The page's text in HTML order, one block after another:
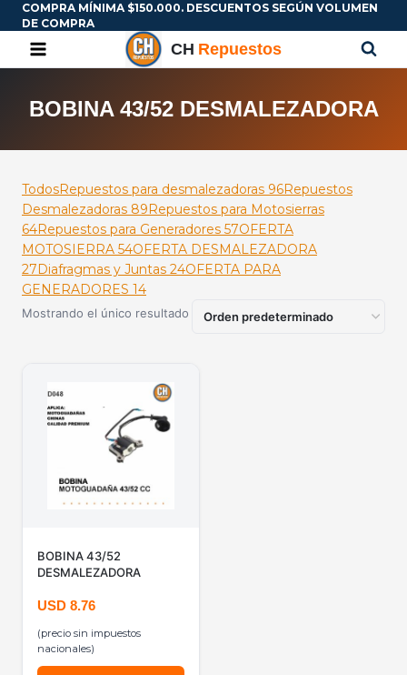
COMPRA MÍNIMA $150.000. DESCUENTOS SEGÚN VOLUMEN
DE COMPRA
BOBINA 43/52 DESMALEZADORA
TodosRepuestos para desmalezadoras 96Repuestos
Desmalezadoras 89Repuestos para Motosierras
64Repuestos para Generadores 57OFERTA
MOTOSIERRA 54OFERTA DESMALEZADORA
27Diafragmas y Juntas 24OFERTA PARA
GENERADORES 14
Mostrando el único resultado
BOBINA 43/52
DESMALEZADORA
USD 8.76
(precio sin impuestos
nacionales)